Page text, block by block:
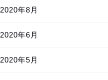
2020年8月
2020年6月
2020年5月